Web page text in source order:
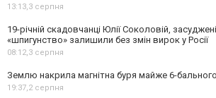
13:13,3 серпня
19-річній скадовчанці Юлії Соколовій,
«шпигунство» залишили без змін вирок у Росії
08:12,3 серпня
Землю накрила магнітна буря майже 6-
19:37,2 серпня